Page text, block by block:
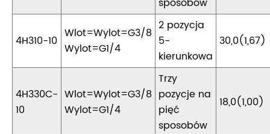
4H310-10 Wlot=Wylot=G3/8
Wylot=G1/4
2 pozycja
5-
kierunkowa
30,0(1,67)
4H330C-
10
Wlot=Wylot=G3/8
Wylot=G1/4
Trzy
pozycje na
pięć
sposobów
18,0(1,00)